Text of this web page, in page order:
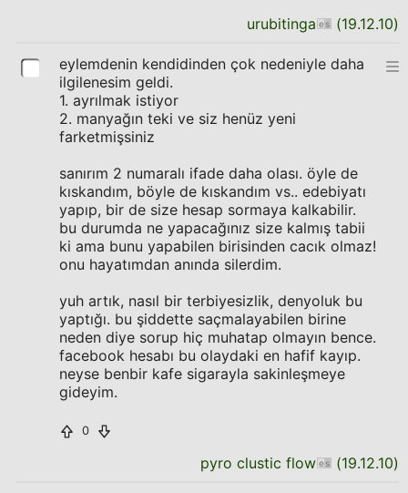
urubitinga (19.12.10)
eylemdenin kendidinden çok nedeniyle daha
ilgilenesim geldi.
1. ayrılmak istiyor
2. manyağın teki ve siz henüz yeni
farketmişsiniz
sanırım 2 numaralı ifade daha olası. öyle de
kıskandım, böyle de kıskandım vs.. edebiyatı
yapıp, bir de size hesap sormaya kalkabilir.
bu durumda ne yapacağınız size kalmış tabii
ki ama bunu yapabilen birisinden cacık olmaz!
onu hayatımdan anında silerdim.
yuh artık, nasıl bir terbiyesizlik, denyoluk bu
yaptığı. bu şiddette saçmalayabilen birine
neden diye sorup hiç muhatap olmayın bence.
facebook hesabı bu olaydaki en hafif kayıp.
neyse benbir kafe sigarayla sakinleşmeye
gideyim.
0
pyro clustic flow (19.12.10)